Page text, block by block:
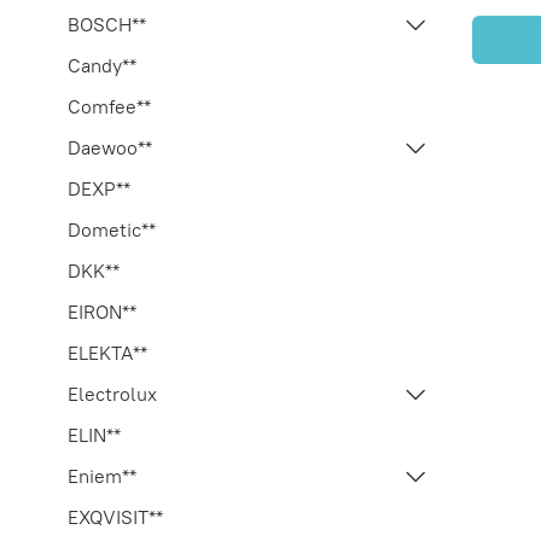
BOSCH**
Candy**
Comfee**
Daewoo**
DEXP**
Dometic**
DKK**
EIRON**
ELEKTA**
Electrolux
ELIN**
Eniem**
EXQVISIT**